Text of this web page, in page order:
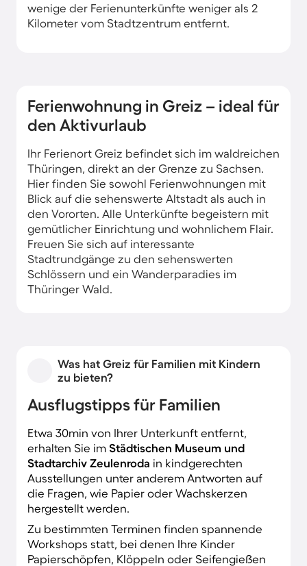
wenige der Ferienunterkünfte weniger als 2
Kilometer vom Stadtzentrum entfernt.
Ferienwohnung in Greiz – ideal für
den Aktivurlaub
Ihr Ferienort Greiz befindet sich im waldreichen
Thüringen, direkt an der Grenze zu Sachsen.
Hier finden Sie sowohl Ferienwohnungen mit
Blick auf die sehenswerte Altstadt als auch in
den Vororten. Alle Unterkünfte begeistern mit
gemütlicher Einrichtung und wohnlichem Flair.
Freuen Sie sich auf interessante
Stadtrundgänge zu den sehenswerten
Schlössern und ein Wanderparadies im
Thüringer Wald.
Was hat Greiz für Familien mit Kindern
zu bieten?
Ausflugstipps für Familien
Etwa 30min von Ihrer Unterkunft entfernt,
erhalten Sie im Städtischen Museum und
Stadtarchiv Zeulenroda in kindgerechten
Ausstellungen unter anderem Antworten auf
die Fragen, wie Papier oder Wachskerzen
hergestellt werden.
Zu bestimmten Terminen finden spannende
Workshops statt, bei denen Ihre Kinder
Papierschöpfen, Klöppeln oder Seifengießen